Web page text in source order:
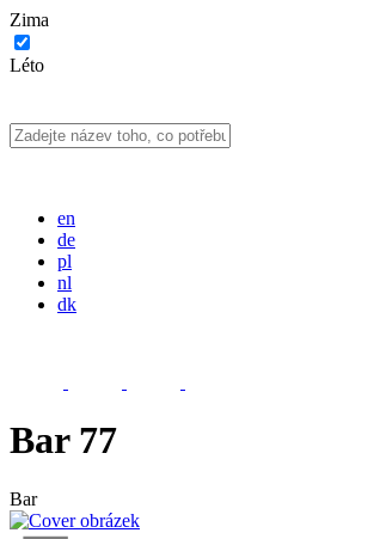
Zima
Léto
en
de
pl
nl
dk
Bar 77
Bar